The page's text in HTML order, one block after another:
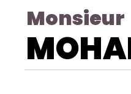
Monsieur